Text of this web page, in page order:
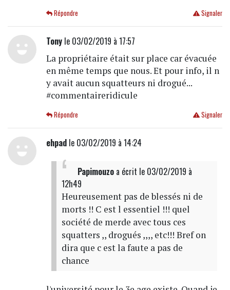
Signaler
Répondre
Tonyle 03/02/2019 à 17:57
La propriétaire était sur place car évacuée
en même temps que nous. Et pour info, il n
y avait aucun squatteurs ni drogué...
#commentaireridicule
Signaler
Répondre
ehpadle 03/02/2019 à 14:24
Papimouzoa écrit le 03/02/2019 à
12h49
Heureusement pas de blessés ni de
morts !! C est l essentiel !!! quel
société de merde avec tous ces
squatters ,, drogués ,,,, etc!!! Bref on
dira que c est la faute a pas de
chance